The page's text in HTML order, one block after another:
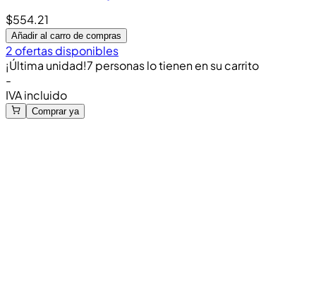
$554.21
Añadir al carro de compras
2 ofertas disponibles
¡Última unidad!7 personas lo tienen en su carrito
-
IVA incluido
Comprar ya